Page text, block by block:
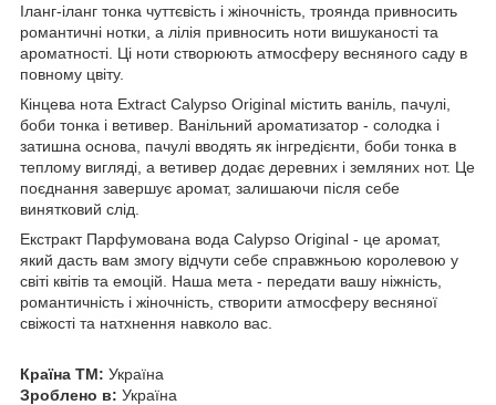
Іланг-іланг тонка чуттєвість і жіночність, троянда привносить
романтичні нотки, а лілія привносить ноти вишуканості та
ароматності. Ці ноти створюють атмосферу весняного саду в
повному цвіту.
Кінцева нота Extract Calypso Original містить ваніль, пачулі,
боби тонка і ветивер. Ванільний ароматизатор - солодка і
затишна основа, пачулі вводять як інгредієнти, боби тонка в
теплому вигляді, а ветивер додає деревних і земляних нот. Це
поєднання завершує аромат, залишаючи після себе
винятковий слід.
Екстракт Парфумована вода Calypso Original - це аромат,
який дасть вам змогу відчути себе справжньою королевою у
світі квітів та емоцій. Наша мета - передати вашу ніжність,
романтичність і жіночність, створити атмосферу весняної
свіжості та натхнення навколо вас.
Країна ТМ: Україна
Зроблено в: Україна